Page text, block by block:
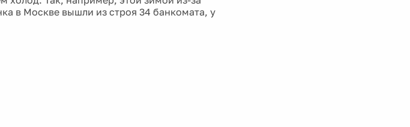
в Москве вышли из строя 34 банкомата, у